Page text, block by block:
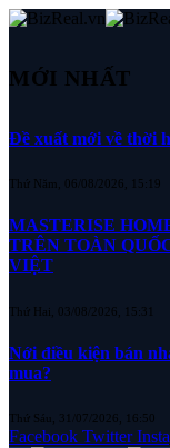
MỚI NHẤT
Đề xuất mới về thời
Thứ Năm, 06/08/2026, 15:19
MASTERISE
TRÊN TOÀN
VIỆT
Thứ Hai, 03/08/2026, 15:31
Nới điều kiện bán
mua?
Thứ Sáu, 31/07/2026, 16:50
Facebook Twitter